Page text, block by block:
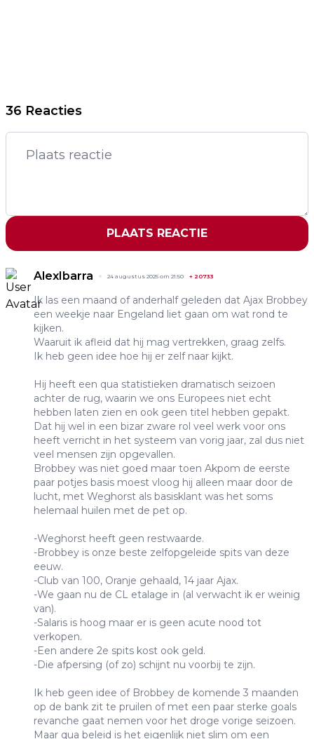
36 Reacties
PLAATS REACTIE
AlexIbarra 24 augustus 2025 om 21:50 + 20733
Ik las een maand of anderhalf geleden dat Ajax Brobbey
een weekje naar Engeland liet gaan om wat rond te
kijken.
Waaruit ik afleid dat hij mag vertrekken, graag zelfs.
Ik heb geen idee hoe hij er zelf naar kijkt.
Hij heeft een qua statistieken dramatisch seizoen
achter de rug, waarin we ons Europees niet echt
hebben laten zien en ook geen titel hebben gepakt.
Dat hij wel in een bizar zware rol veel werk voor ons
heeft verricht in het systeem van vorig jaar, zal dus niet
veel mensen zijn opgevallen.
Brobbey was niet goed maar toen Akpom de eerste
paar potjes basis moest vloog hij alleen maar door de
lucht, met Weghorst als basisklant was het soms
helemaal huilen met de pet op.
-Weghorst heeft geen restwaarde.
-Brobbey is onze beste zelfopgeleide spits van deze
eeuw.
-Club van 100, Oranje gehaald, 14 jaar Ajax.
-We gaan nu de CL etalage in (al verwacht ik er weinig
van).
-Salaris is hoog maar er is geen acute nood tot
verkopen.
-Een andere 2e spits kost ook geld.
-Die afpersing (of zo) schijnt nu voorbij te zijn.
Ik heb geen idee of Brobbey de komende 3 maanden
op de bank zit te pruilen of met een paar sterke goals
revanche gaat nemen voor het droge vorige seizoen.
Maar qua beleid is het eigenlijk niet slim om een